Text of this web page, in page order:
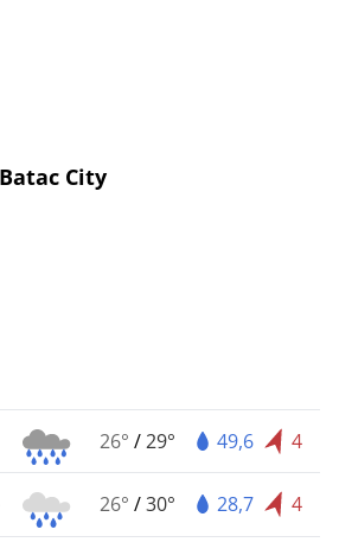
City
26° /29° 49,6 4
26° /30° 28,7 4